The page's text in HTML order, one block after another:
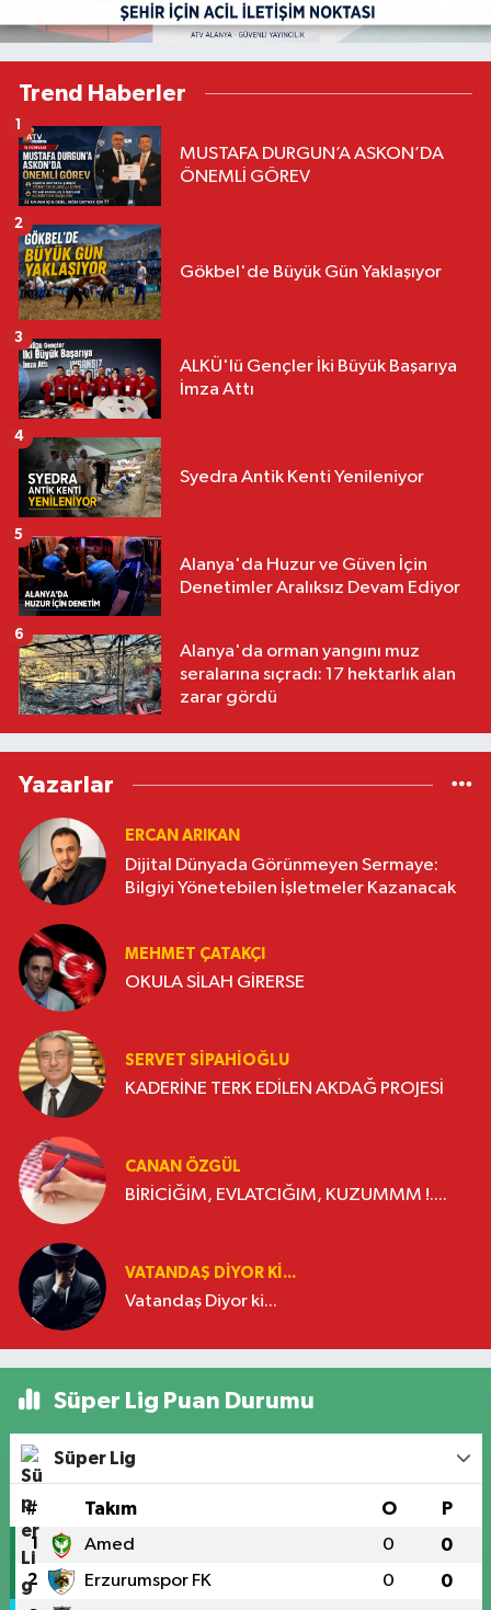
Trend Haberler
MUSTAFA DURGUN’A ASKON’DA
ÖNEMLİ GÖREV
1
Gökbel'de Büyük Gün Yaklaşıyor
2
ALKÜ'lü Gençler İki Büyük Başarıya
İmza Attı
3
Syedra Antik Kenti Yenileniyor
4
Alanya'da Huzur ve Güven İçin
Denetimler Aralıksız Devam Ediyor
5
Alanya'da orman yangını muz
seralarına sıçradı: 17 hektarlık alan
zarar gördü
6
Yazarlar
ERCAN ARIKAN
Dijital Dünyada Görünmeyen Sermaye:
Bilgiyi Yönetebilen İşletmeler Kazanacak
MEHMET ÇATAKÇI
OKULA SİLAH GİRERSE
SERVET SİPAHİOĞLU
KADERİNE TERK EDİLEN AKDAĞ PROJESİ
CANAN ÖZGÜL
BİRİCİĞİM, EVLATCIĞIM, KUZUMMM !....
VATANDAŞ DIYOR KI...
Vatandaş Diyor ki...
Süper Lig Puan Durumu
Süper Lig
# Takım O P
1 Amed 0 0
2 Erzurumspor FK 0 0